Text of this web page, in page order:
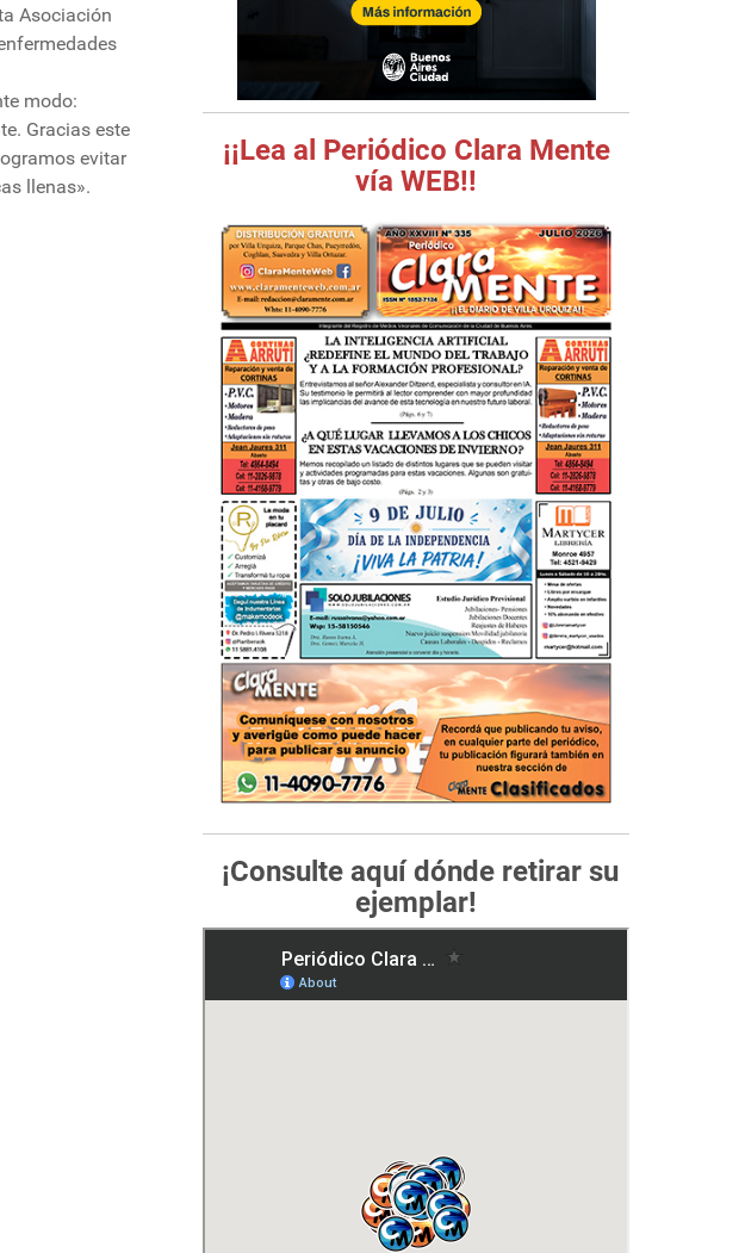
Asociación
modo:
Gracias este
evitar
llenas».
¡¡Lea al Periódico Clara Mente
vía WEB!!
¡Consulte aquí dónde retirar su
ejemplar!